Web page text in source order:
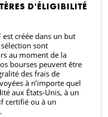
D'ÉLIGIBILITÉ
est créée dans un but
sont
au moment de la
bourses peuvent être
des frais de
à n’importe quel
aux États-Unis, à un
certifié ou à un